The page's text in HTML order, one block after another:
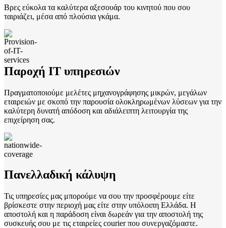
Βρες εύκολα τα καλύτερα αξεσουάρ του κινητού που σου
ταιριάζει, μέσα από πλούσια γκάμα.
Παροχή ΙT υπηρεσιών
Πραγματοποιούμε μελέτες μηχανογράφησης μικρών, μεγάλων
εταιρειών με σκοπό την παρουσία ολοκληρωμένων λύσεων για την
καλύτερη δυνατή απόδοση και αδιάλειπτη λειτουργία της
επιχείρηση σας.
Πανελλαδική κάλυψη
Τις υπηρεσίες μας μπορούμε να σου την προσφέρουμε είτε
βρίσκεστε στην περιοχή μας είτε στην υπόλοιπη Ελλάδα. Η
αποστολή και η παράδοση είναι δωρεάν για την αποστολή της
συσκευής σου με τις εταιρείες courier που συνεργαζόμαστε.